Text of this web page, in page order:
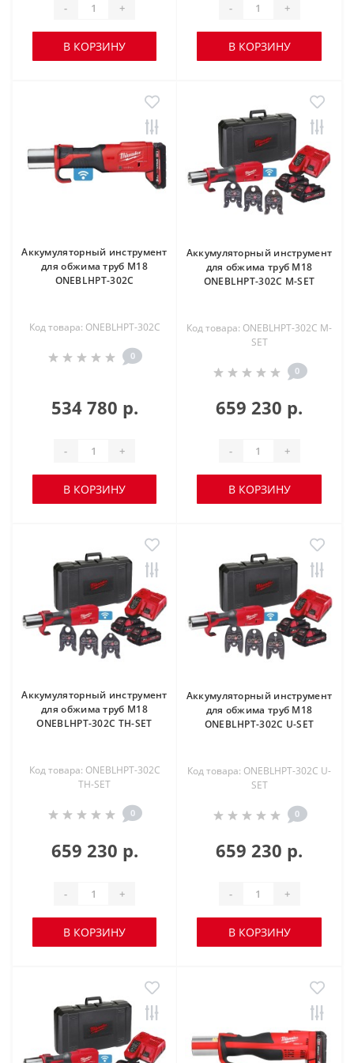
- +
В КОРЗИНУ
- +
В КОРЗИНУ
Аккумуляторный инструмент
для обжима труб M18
ONEBLHPT-302C
Код товара: ONEBLHPT-302C
0
534 780 р.
- +
В КОРЗИНУ
Аккумуляторный инструмент
для обжима труб M18
ONEBLHPT-302C M-SET
Код товара: ONEBLHPT-302C M-
SET
0
659 230 р.
- +
В КОРЗИНУ
Аккумуляторный инструмент
для обжима труб M18
ONEBLHPT-302C TH-SET
Код товара: ONEBLHPT-302C
TH-SET
0
659 230 р.
- +
В КОРЗИНУ
Аккумуляторный инструмент
для обжима труб M18
ONEBLHPT-302C U-SET
Код товара: ONEBLHPT-302C U-
SET
0
659 230 р.
- +
В КОРЗИНУ